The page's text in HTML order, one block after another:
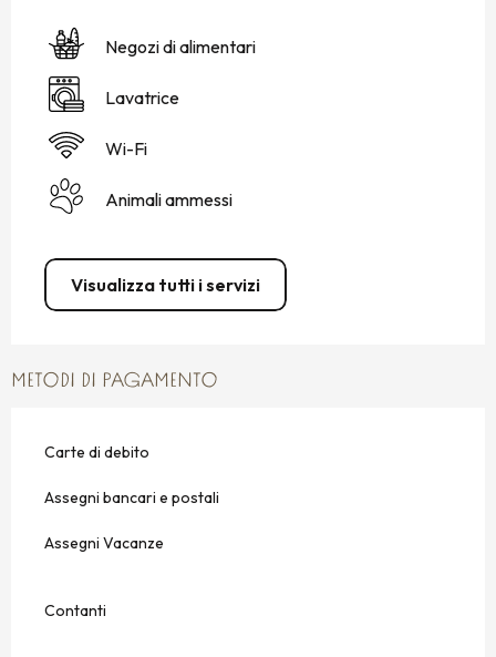
Negozi di alimentari
Lavatrice
Wi-Fi
Animali ammessi
Visualizza tutti i servizi
METODI DI PAGAMENTO
Carte di debito
Assegni bancari e postali
Assegni Vacanze
Contanti